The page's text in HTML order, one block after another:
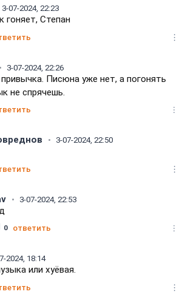
3-07-2024, 22:23
гоняет, Степан
3-07-2024, 22:26
Писюна уже нет, а погонять
не спрячешь.
3-07-2024, 22:50
3-07-2024, 22:53
0 ответить
2024, 18:14
или хуёвая.